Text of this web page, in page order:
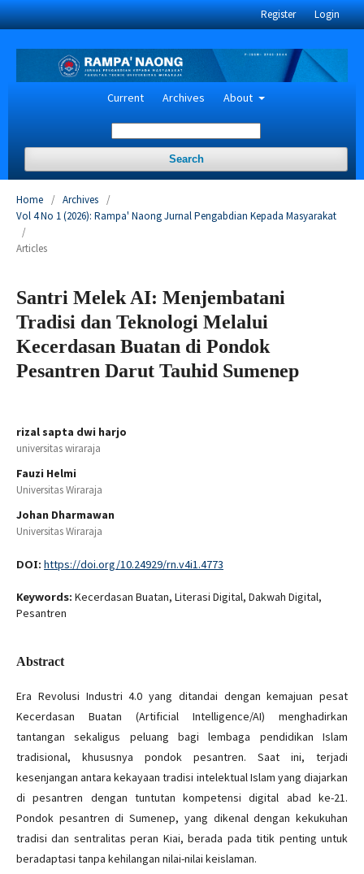
Current Archives About
Search
Register Login
Home / Archives
/
Vol 4 No 1 (2026): Rampa' Naong Jurnal Pengabdian Kepada Masyarakat
/
Articles
Santri Melek AI: Menjembatani
Tradisi dan Teknologi Melalui
Kecerdasan Buatan di Pondok
Pesantren Darut Tauhid Sumenep
rizal sapta dwi harjo
universitas wiraraja
Fauzi Helmi
Universitas Wiraraja
Johan Dharmawan
Universitas Wiraraja
DOI: https://doi.org/10.24929/rn.v4i1.4773
Keywords: Kecerdasan Buatan, Literasi Digital, Dakwah Digital,
Pesantren
Abstract
Era Revolusi Industri 4.0 yang ditandai dengan kemajuan pesat
Kecerdasan Buatan (Artificial Intelligence/AI) menghadirkan
tantangan sekaligus peluang bagi lembaga pendidikan Islam
tradisional, khususnya pondok pesantren. Saat ini, terjadi
kesenjangan antara kekayaan tradisi intelektual Islam yang diajarkan
di pesantren dengan tuntutan kompetensi digital abad ke-21.
Pondok pesantren di Sumenep, yang dikenal dengan kekukuhan
tradisi dan sentralitas peran Kiai, berada pada titik penting untuk
beradaptasi tanpa kehilangan nilai-nilai keislaman.